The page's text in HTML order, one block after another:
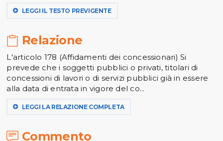
LEGGI IL TESTO PREVIGENTE
Relazione
L'articolo 178 (Affidamenti dei concessionari) Si
prevede che i soggetti pubblici o privati, titolari di
concessioni di lavori o di servizi pubblici già in essere
alla data di entrata in vigore del co...
LEGGI LA RELAZIONE COMPLETA
Commento